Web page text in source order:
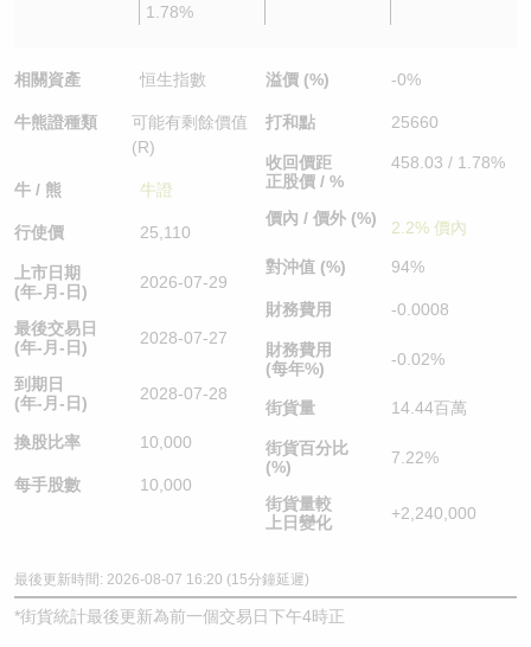
1.78%
相關資產 恒生指數
牛熊證種類
可能有剩餘價值
(R)
牛 / 熊 牛證
行使價 25,110
上市日期
(年-月-日)
2026-07-29
最後交易日
(年-月-日)
2028-07-27
到期日
(年-月-日)
2028-07-28
換股比率 10,000
每手股數 10,000
溢價 (%) -0%
打和點 25660
收回價距
正股價 / %
458.03 / 1.78%
價內 / 價外 (%) 2.2% 價內
對沖值 (%) 94%
財務費用 -0.0008
財務費用
(每年%)
-0.02%
街貨量 14.44百萬
街貨百分比
(%)
7.22%
街貨量較
上日變化
+2,240,000
最後更新時間: 2026-08-07 16:20 (15分鐘延遲)
*街貨統計最後更新為前一個交易日下午4時正